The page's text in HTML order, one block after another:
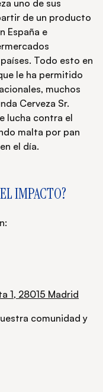
uno de sus
de un producto
España e
Todo esto en
le ha permitido
muchos
Cerveza Sr.
lucha contra el
malta por pan
el día.
IMPACTO?
1, 28015 Madrid
comunidad y